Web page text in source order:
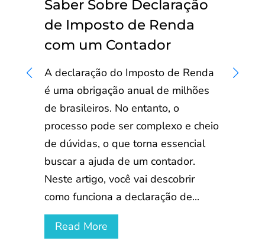
Saber Sobre Declaração
de Imposto de Renda
com um Contador
A declaração do Imposto de Renda
é uma obrigação anual de milhões
de brasileiros. No entanto, o
processo pode ser complexo e cheio
de dúvidas, o que torna essencial
buscar a ajuda de um contador.
Neste artigo, você vai descobrir
como funciona a declaração de...
Read More